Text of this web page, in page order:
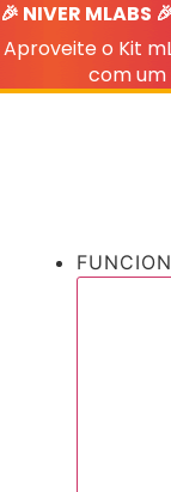
Ir
para
conteúdo
🎉 NIVER MLABS
Aproveite o Kit
com